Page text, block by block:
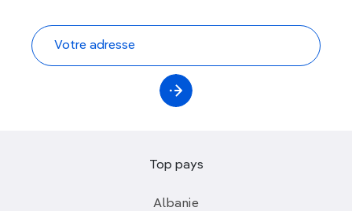
Top pays
Albanie